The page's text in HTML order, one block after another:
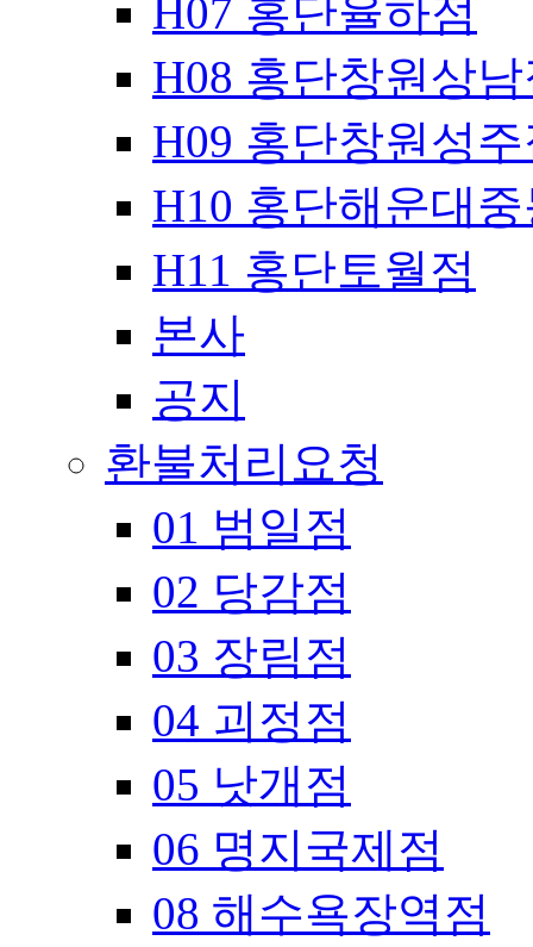
H07 홍단율하점
H08 홍단창원상
H09 홍단창원성
H10 홍단해운대
H11 홍단토월점
본사
공지
환불처리요청
01 범일점
02 당감점
03 장림점
04 괴정점
05 낫개점
06 명지국제점
08 해수욕장역점